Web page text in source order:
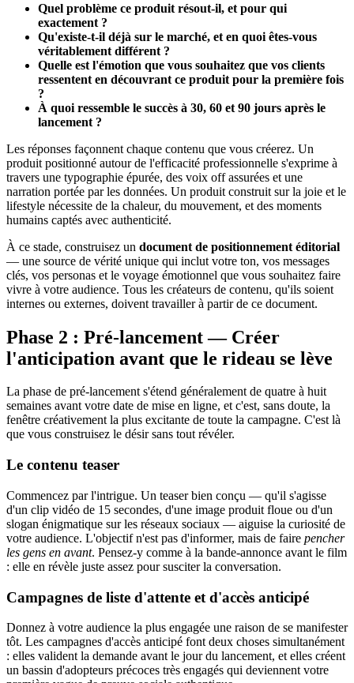
Quel problème ce produit résout-il, et pour qui
exactement ?
Qu'existe-t-il déjà sur le marché, et en quoi êtes-vous
véritablement différent ?
Quelle est l'émotion que vous souhaitez que vos clients
ressentent en découvrant ce produit pour la première fois
?
À quoi ressemble le succès à 30, 60 et 90 jours après le
lancement ?
Les réponses façonnent chaque contenu que vous créerez. Un
produit positionné autour de l'efficacité professionnelle s'exprime à
travers une typographie épurée, des voix off assurées et une
narration portée par les données. Un produit construit sur la joie et le
lifestyle nécessite de la chaleur, du mouvement, et des moments
humains captés avec authenticité.
À ce stade, construisez un document de positionnement éditorial
— une source de vérité unique qui inclut votre ton, vos messages
clés, vos personas et le voyage émotionnel que vous souhaitez faire
vivre à votre audience. Tous les créateurs de contenu, qu'ils soient
internes ou externes, doivent travailler à partir de ce document.
Phase 2 : Pré-lancement — Créer
l'anticipation avant que le rideau se lève
La phase de pré-lancement s'étend généralement de quatre à huit
semaines avant votre date de mise en ligne, et c'est, sans doute, la
fenêtre créativement la plus excitante de toute la campagne. C'est là
que vous construisez le désir sans tout révéler.
Le contenu teaser
Commencez par l'intrigue. Un teaser bien conçu — qu'il s'agisse
d'un clip vidéo de 15 secondes, d'une image produit floue ou d'un
slogan énigmatique sur les réseaux sociaux — aiguise la curiosité de
votre audience. L'objectif n'est pas d'informer, mais de faire pencher
les gens en avant. Pensez-y comme à la bande-annonce avant le film
: elle en révèle juste assez pour susciter la conversation.
Campagnes de liste d'attente et d'accès anticipé
Donnez à votre audience la plus engagée une raison de se manifester
tôt. Les campagnes d'accès anticipé font deux choses simultanément
: elles valident la demande avant le jour du lancement, et elles créent
un bassin d'adopteurs précoces très engagés qui deviennent votre